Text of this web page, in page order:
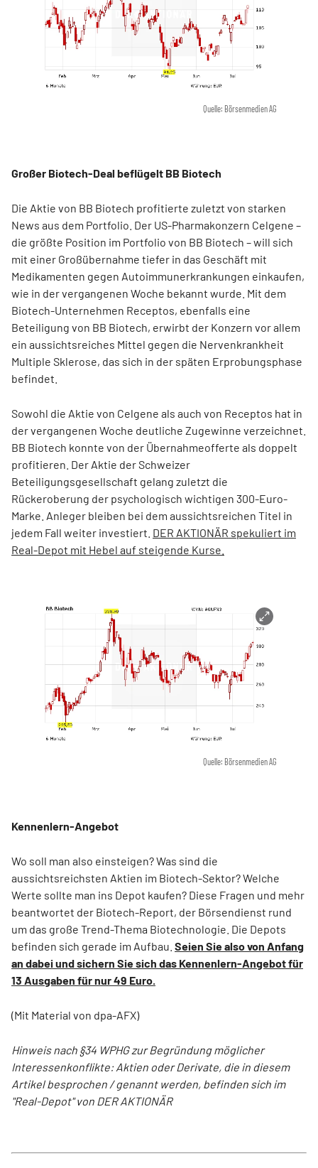
Quelle: Börsenmedien AG
Großer Biotech-Deal beflügelt BB Biotech
Die Aktie von BB Biotech profitierte zuletzt von starken
News aus dem Portfolio. Der US-Pharmakonzern Celgene –
die größte Position im Portfolio von BB Biotech – will sich
mit einer Großübernahme tiefer in das Geschäft mit
Medikamenten gegen Autoimmunerkrankungen einkaufen,
wie in der vergangenen Woche bekannt wurde. Mit dem
Biotech-Unternehmen Receptos, ebenfalls eine
Beteiligung von BB Biotech, erwirbt der Konzern vor allem
ein aussichtsreiches Mittel gegen die Nervenkrankheit
Multiple Sklerose, das sich in der späten Erprobungsphase
befindet.
Sowohl die Aktie von Celgene als auch von Receptos hat in
der vergangenen Woche deutliche Zugewinne verzeichnet.
BB Biotech konnte von der Übernahmeofferte als doppelt
profitieren. Der Aktie der Schweizer
Beteiligungsgesellschaft gelang zuletzt die
Rückeroberung der psychologisch wichtigen 300-Euro-
Marke. Anleger bleiben bei dem aussichtsreichen Titel in
jedem Fall weiter investiert. DER AKTIONÄR spekuliert im
Real-Depot mit Hebel auf steigende Kurse.
Quelle: Börsenmedien AG
Kennenlern-Angebot
Wo soll man also einsteigen? Was sind die
aussichtsreichsten Aktien im Biotech-Sektor? Welche
Werte sollte man ins Depot kaufen? Diese Fragen und mehr
beantwortet der Biotech-Report, der Börsendienst rund
um das große Trend-Thema Biotechnologie. Die Depots
befinden sich gerade im Aufbau. Seien Sie also von Anfang
an dabei und sichern Sie sich das Kennenlern-Angebot für
13 Ausgaben für nur 49 Euro.
(Mit Material von dpa-AFX)
Hinweis nach §34 WPHG zur Begründung möglicher
Interessenkonflikte: Aktien oder Derivate, die in diesem
Artikel besprochen / genannt werden, befinden sich im
"Real-Depot" von DER AKTIONÄR